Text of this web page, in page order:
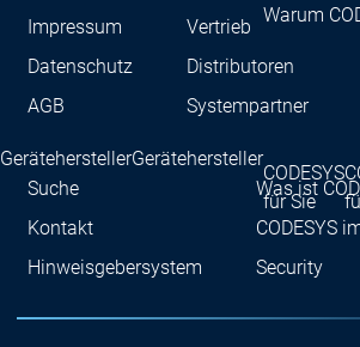
GeräteherstellerGerätehersteller
Warum
CODESYS
für Sie
Impressum
Datenschutz
AGB
Vertrieb
Distributoren
Systempartner
Suche
Kontakt
Hinweisgebersystem
Was ist
CODESYS
Security